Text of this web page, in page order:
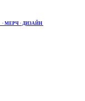
· МЕРЧ · ДИЗАЙН